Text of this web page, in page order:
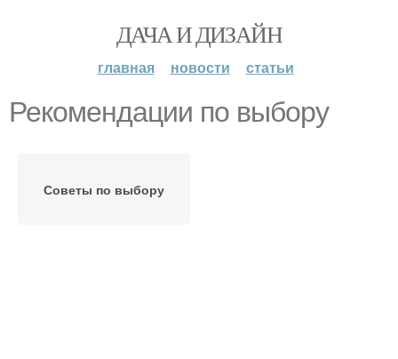
ДАЧА И ДИЗАЙН
главная новости статьи
Рекомендации по выбору
Советы по выбору